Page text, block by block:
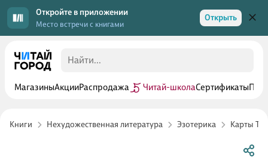
Откройте в приложении
Место встречи с книгами
Открыть
МагазиныАкцииРаспродажа Читай-школаСертификаты
Книги Нехудожественная литература Эзотерика Карты